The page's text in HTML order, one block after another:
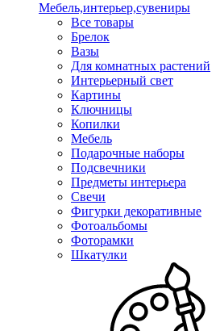
Мебель,интерьер,сувениры
Все товары
Брелок
Вазы
Для комнатных растений
Интерьерный свет
Картины
Ключницы
Копилки
Мебель
Подарочные наборы
Подсвечники
Предметы интерьера
Свечи
Фигурки декоративные
Фотоальбомы
Фоторамки
Шкатулки